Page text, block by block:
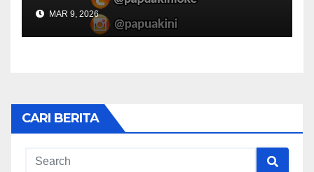
Konsultasi Publik RKPD 2027
MAR 9, 2026
CARI BERITA